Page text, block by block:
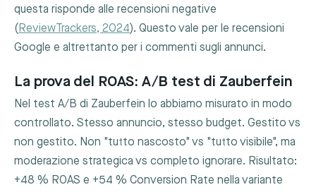
questa risponde alle recensioni negative
(ReviewTrackers, 2024). Questo vale per le recensioni
Google e altrettanto per i commenti sugli annunci.
La prova del ROAS: A/B test di Zauberfein
Nel test A/B di Zauberfein lo abbiamo misurato in modo
controllato. Stesso annuncio, stesso budget. Gestito vs
non gestito. Non "tutto nascosto" vs "tutto visibile", ma
moderazione strategica vs completo ignorare. Risultato:
+48 % ROAS e +54 % Conversion Rate nella variante